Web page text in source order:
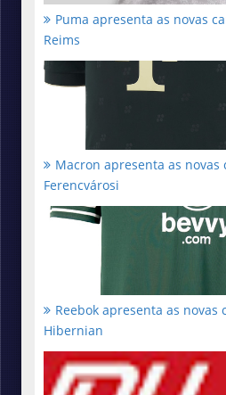
Puma apresenta as novas
Reims
Macron apresenta as novas
Ferencvárosi
Reebok apresenta as novas
Hibernian